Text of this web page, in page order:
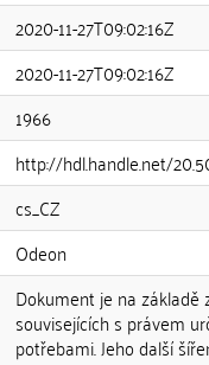
2020-11-27T09:02:16Z
2020-11-27T09:02:16Z
1966
http://hdl.handle.net/
cs_CZ
Odeon
Dokument je na základě
souvisejících s právem
potřebami. Jeho další